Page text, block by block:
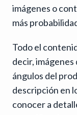
imágenes o
más
Todo el
decir,
ángulos del
descripción en
conocer a